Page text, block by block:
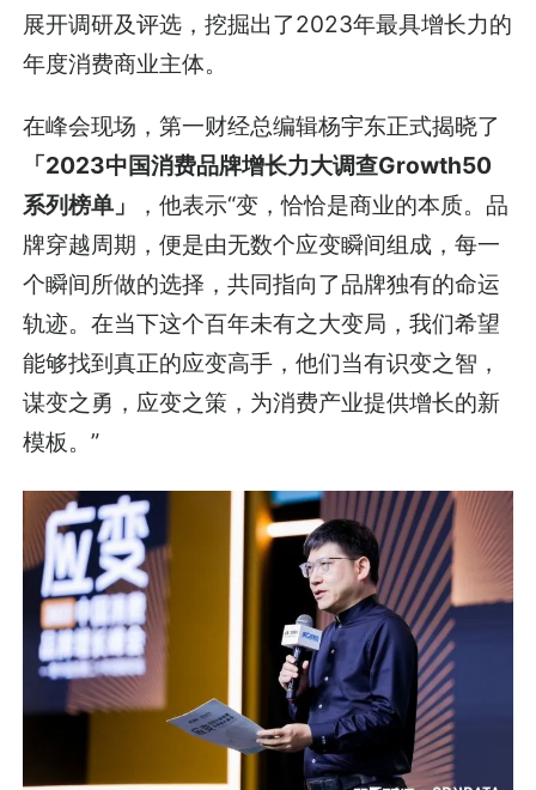
展开调研及评选，挖掘出了2023年最具增长力的
年度消费商业主体。
在峰会现场，第一财经总编辑杨宇东正式揭晓了
「2023中国消费品牌增长力大调查Growth50
系列榜单」
，他表示“变，恰恰是商业的本质。品
牌穿越周期，便是由无数个应变瞬间组成，每一
个瞬间所做的选择，共同指向了品牌独有的命运
轨迹。在当下这个百年未有之大变局，我们希望
能够找到真正的应变高手，他们当有识变之智，
谋变之勇，应变之策，为消费产业提供增长的新
模板。”